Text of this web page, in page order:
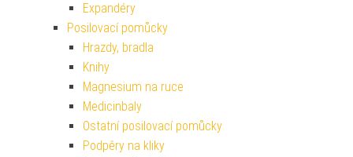
Expandéry
Posilovací pomůcky
Hrazdy, bradla
Knihy
Magnesium na ruce
Medicinbaly
Ostatní posilovací pomůcky
Podpěry na kliky